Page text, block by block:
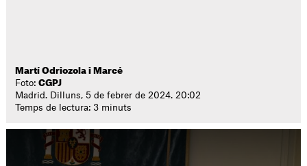
Martí Odriozola i Marcé
Foto:CGPJ
Madrid. Dilluns, 5 de febrer de 2024. 20:02
Temps de lectura: 3 minuts